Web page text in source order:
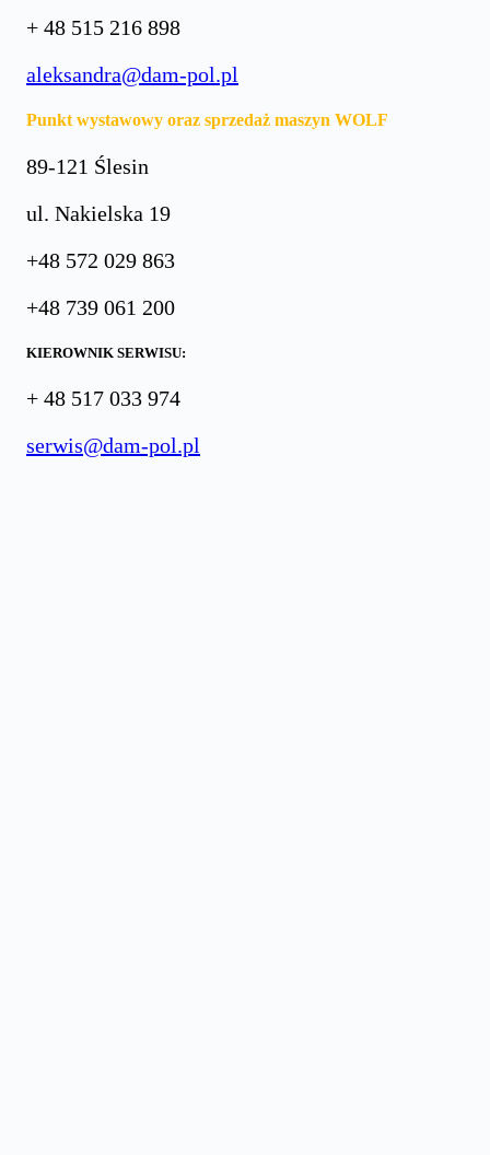
+ 48 515 216 898
aleksandra@dam-pol.pl
Punkt wystawowy oraz sprzedaż maszyn WOLF
89-121 Ślesin
ul. Nakielska 19
+48 572 029 863
+48 739 061 200
KIEROWNIK SERWISU:
+ 48 517 033 974
serwis@dam-pol.pl